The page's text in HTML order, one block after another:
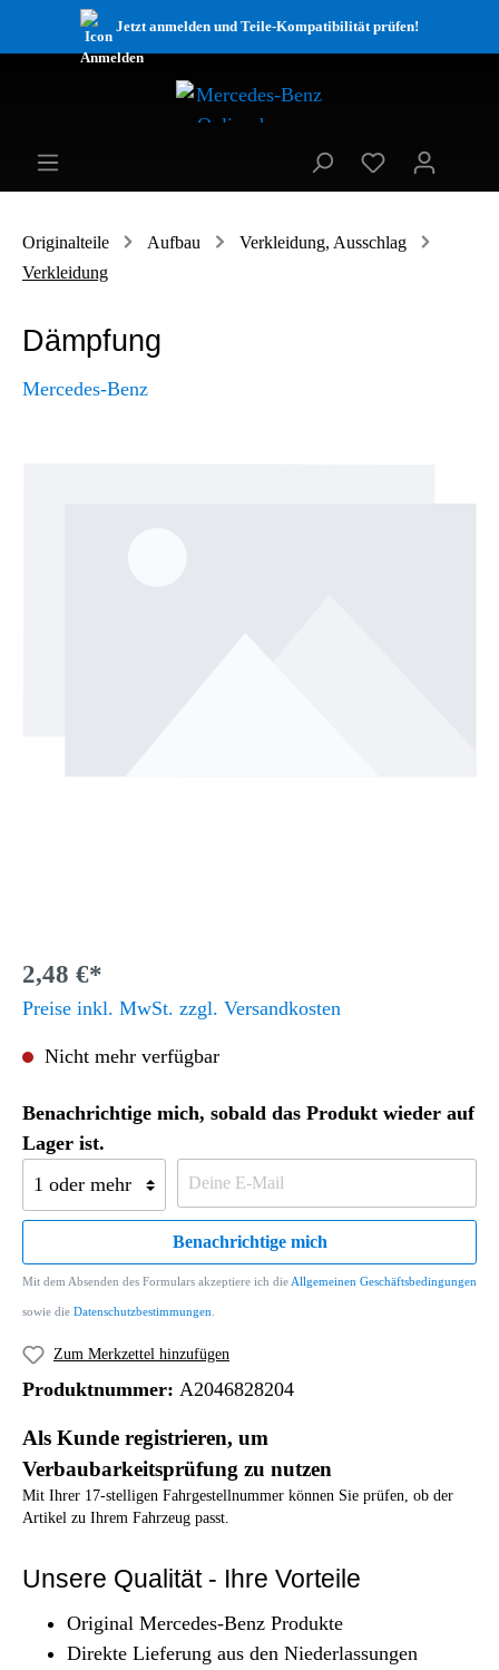
Jetzt anmelden und Teile-Kompatibilität prüfen!
Originalteile Aufbau
Verkleidung, Ausschlag
Verkleidung
Dämpfung
Mercedes-Benz
2,48 €*
Preise inkl. MwSt. zzgl. Versandkosten
Nicht mehr verfügbar
Benachrichtige mich, sobald das Produkt wieder auf
Lager ist.
Benachrichtige mich
Mit dem Absenden des Formulars akzeptiere ich die Allgemeinen Geschäftsbedingungen
sowie die Datenschutzbestimmungen
Zum Merkzettel hinzufügen
Produktnummer: A2046828204
Als Kunde registrieren, um
Verbaubarkeitsprüfung zu nutzen
Mit Ihrer 17-stelligen Fahrgestellnummer können Sie prüfen, ob der
Artikel zu Ihrem Fahrzeug passt.
Unsere Qualität - Ihre Vorteile
Original Mercedes-Benz Produkte
Direkte Lieferung aus den Niederlassungen